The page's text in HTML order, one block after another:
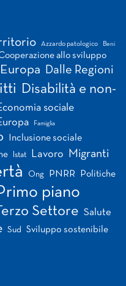
Azzardo patologico Beni
allo sviluppo
Dalle Regioni
Disabilità e non-
sociale
Famiglia
Inclusione sociale
Istat Lavoro Migranti
Ong PNRR Politiche
piano
Settore Salute
Sud Sviluppo sostenibile